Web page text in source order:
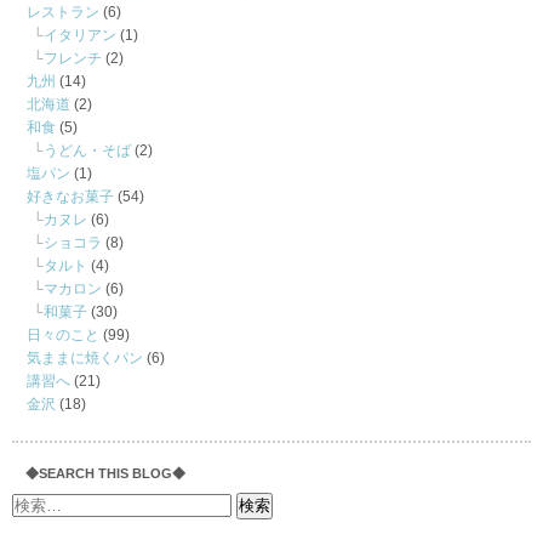
レストラン (6)
イタリアン (1)
フレンチ (2)
九州 (14)
北海道 (2)
和食 (5)
うどん・そば (2)
塩パン (1)
好きなお菓子 (54)
カヌレ (6)
ショコラ (8)
タルト (4)
マカロン (6)
和菓子 (30)
日々のこと (99)
気ままに焼くパン (6)
講習へ (21)
金沢 (18)
◆SEARCH THIS BLOG◆